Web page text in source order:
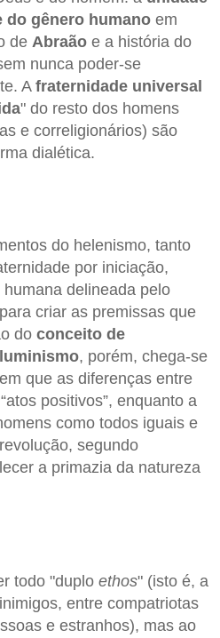
do gênero humano em
de Abraão e a história do
nunca poder-se
Afraternidade universal
" do resto dos homens
e correligionários) são
dialética.
do helenismo, tanto
por iniciação,
delineada pelo
criar as premissas que
do conceito de
, porém, chega-se
que as diferenças entre
positivos”, enquanto a
como todos iguais e
segundo
a primazia da natureza
todo "duplo ethos" (isto é, a
entre compatriotas
e estranhos), mas ao